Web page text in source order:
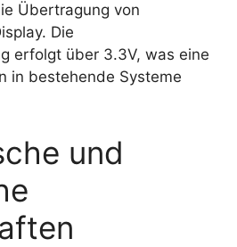
Übertragung von
Die
erfolgt über 3.3V, was eine
in bestehende Systeme
und